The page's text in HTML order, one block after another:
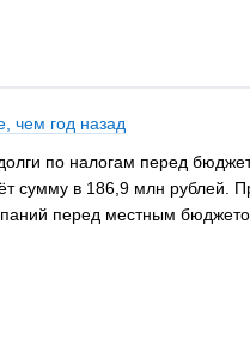
чем год назад
по налогам перед
сумму в 186,9 млн рублей.
перед местным